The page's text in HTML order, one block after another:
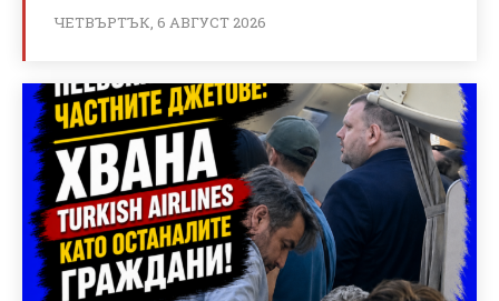
ЧЕТВЪРТЪК, 6 АВГУСТ 2026